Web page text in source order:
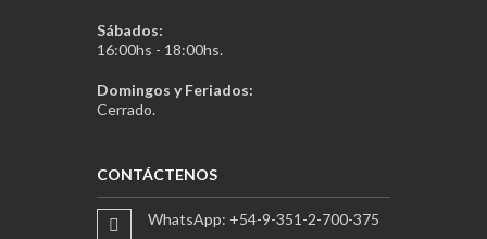
Sábados:
16:00hs - 18:00hs.
Domingos y Feriados:
Cerrado.
CONTÁCTENOS
WhatsApp: +54-9-351-2-700-375